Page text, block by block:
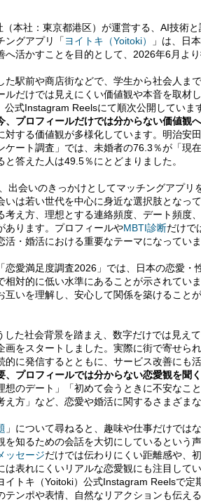
（本社：東京都港区）が運営する、AI技術
ングアプリ「 ヨイトキ（Yoitoki）
」は、日
へ活かすことを目的として、2026年6月よ
た駅前や商店街などで、学生から社会人ま
ルだけでは見えにくい価値観や本音を取材
式Instagram Reelsにて順次公開していま
、プロフィールだけでは分からない価値観へ
対する価値観が多様化しています。明治安
ケート調査」では、未婚者の76.3％が「現
と答えた人は49.5％にとどまりました。
出会いのきっかけとしてマッチングアプリ
は若い世代を中心に身近な選択肢となって
考え方、理想とする連絡頻度、デート頻度
あります。プロフィールやMBTI診断だけで
・婚活における重要なテーマになっていま
恋愛満足度調査2026」では、日本の恋愛・
相対的に低い水準にあることが示されてい
互いを理解し、安心して関係を築けること
した社会背景を踏まえ、数字だけでは見え
画をスタートしました。実際に街で寄せら
に発信するとともに、サービス改善にも活
プロフィールでは分からない恋愛観を聞く
想のデート」「初めて会うときに不安なこ
え方」など、恋愛や婚活に関するさまざま
」について尋ねると、趣味や仕事だけでは
知るための会話を大切にしているという声
ッセージだけでは伝わりにくい距離感や、
表れにくいリアルな恋愛観にも注目してい
イトキ（Yoitoki）公式Instagram Reelsで定
テンポや表情、自然なリアクションも伝え